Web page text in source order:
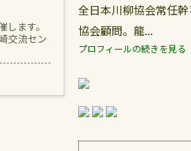
ます。
交流セン
全日本川柳協会常任
協会顧問。龍...
プロフィールの続きを見る